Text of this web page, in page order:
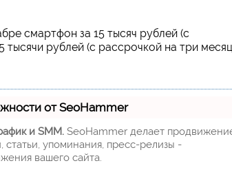
смартфон за 15 тысяч рублей (с
тысячи рублей (с рассрочкой на три
от SeoHammer
и SMM. SeoHammer делает
упоминания, пресс-релизы -
вашего сайта.